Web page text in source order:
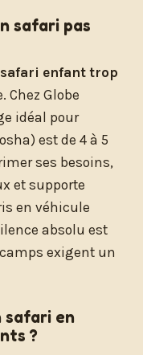
safari pas
enfant trop
Chez Globe
idéal pour
est de 4 à 5
ses besoins,
et supporte
en véhicule
absolu est
exigent un
safari en
?